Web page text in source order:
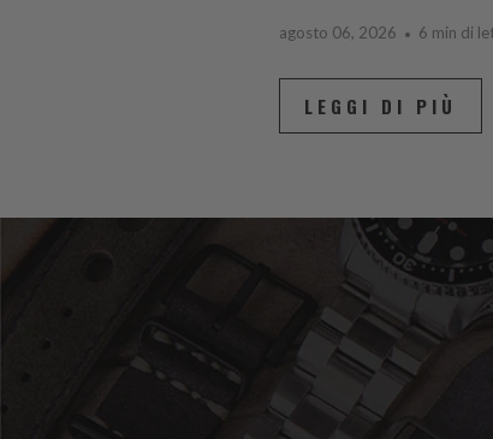
agosto 06, 2026 6 min di
LEGGI DI PIÙ